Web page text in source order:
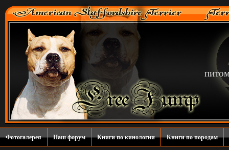
Фотогалерея Наш форум Книги по кинологии Книги по породам